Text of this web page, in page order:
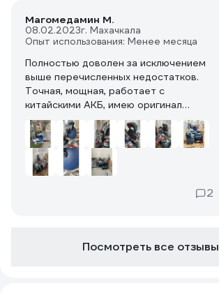
Магомедамин М.
08.02.2023г. Махачкала
Опыт использования: Менее месяца
Полностью доволен за исключением
выше перечисленных недостатков.
Точная, мощная, работает с
китайскими АКБ, имею оригинал
прокор 8ам и китайский прокор 8ам
разницы нет
2
Посмотреть все отзывы